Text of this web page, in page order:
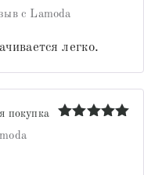
Оценка
из 5
с Lamoda
легко.
покупка